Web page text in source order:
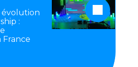
évolution
:
France